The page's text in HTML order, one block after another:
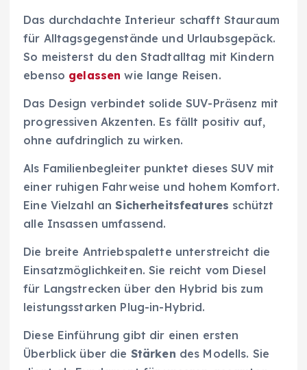
Das durchdachte Interieur schafft Stauraum
für Alltagsgegenstände und Urlaubsgepäck.
So meisterst du den Stadtalltag mit Kindern
ebenso gelassen wie lange Reisen.
Das Design verbindet solide SUV-Präsenz mit
progressiven Akzenten. Es fällt positiv auf,
ohne aufdringlich zu wirken.
Als Familienbegleiter punktet dieses SUV mit
einer ruhigen Fahrweise und hohem Komfort.
Eine Vielzahl anSicherheitsfeatures schützt
alle Insassen umfassend.
Die breite Antriebspalette unterstreicht die
Einsatzmöglichkeiten. Sie reicht vom Diesel
für Langstrecken über den Hybrid bis zum
leistungsstarken Plug-in-Hybrid.
Diese Einführung gibt dir einen ersten
Überblick über die Stärken des Modells. Sie